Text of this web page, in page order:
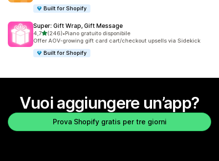
Built for Shopify
Super: Gift Wrap, Gift Message
4,7stelle su 5
(246)
246 recensioni totali
•Piano gratuito disponibile
Offer AOV-growing gift card cart/checkout upsells via Sidekick
Built for Shopify
Vuoi aggiungere un’app?
Prova Shopify gratis per tre giorni